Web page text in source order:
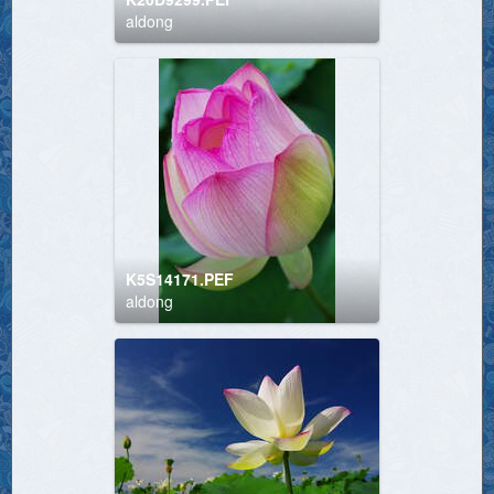
aldong
K5S14171.PEF
aldong